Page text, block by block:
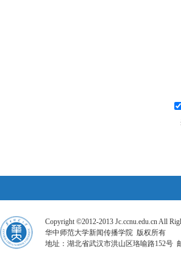
Copyright ©2012-2013 Jc.ccnu.edu.cn All
华中师范大学新闻传播学院 版权所有
地址：湖北省武汉市洪山区珞喻路152号